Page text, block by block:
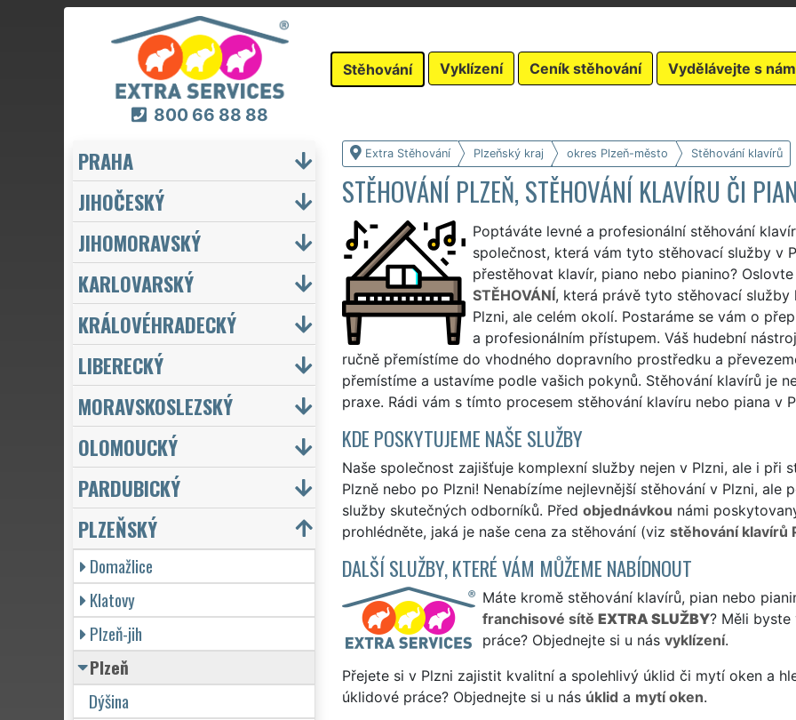
800 66 88 88
Stěhování Vyklízení Ceník stěhování Vydělávejte s
Extra Stěhování Plzeňský kraj okres Plzeň-město Stěhování klavírů
STĚHOVÁNÍ PLZEŇ, STĚHOVÁNÍ KLAVÍRU ČI
Poptáváte levné a profesionální stěhování
společnost, která vám tyto stěhovací služby v
přestěhovat klavír, piano nebo pianino?
STĚHOVÁNÍ, která právě tyto stěhovací
Plzni, ale celém okolí. Postaráme se vám o
a profesionálním přístupem. Váš hudební
ručně přemístíme do vhodného dopravního prostředku a
přemístíme a ustavíme podle vašich pokynů. Stěhování klavírů je
praxe. Rádi vám s tímto procesem stěhování klavíru nebo piana v
KDE POSKYTUJEME NAŠE SLUŽBY
Naše společnost zajišťuje komplexní služby nejen v Plzni, ale i při
Plzně nebo po Plzni! Nenabízíme nejlevnější stěhování v Plzni,
služby skutečných odborníků. Před objednávkou námi
prohlédněte, jaká je naše cena za stěhování (viz stěhování klavírů
DALŠÍ SLUŽBY, KTERÉ VÁM MŮŽEME NABÍDNOUT
Máte kromě stěhování klavírů, pian nebo
franchisové sítě EXTRA SLUŽBY? Měli
práce? Objednejte si u nás vyklízení.
Přejete si v Plzni zajistit kvalitní a spolehlivý úklid či mytí oken a
úklidové práce? Objednejte si u nás úklid a mytí oken.
PRAHA
JIHOČESKÝ
JIHOMORAVSKÝ
KARLOVARSKÝ
KRÁLOVÉHRADECKÝ
LIBERECKÝ
MORAVSKOSLEZSKÝ
OLOMOUCKÝ
PARDUBICKÝ
PLZEŇSKÝ
Domažlice
Klatovy
Plzeň-jih
Plzeň
Dýšina